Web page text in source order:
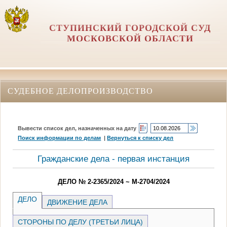
СТУПИНСКИЙ ГОРОДСКОЙ СУД
МОСКОВСКОЙ ОБЛАСТИ
СУДЕБНОЕ ДЕЛОПРОИЗВОДСТВО
Вывести список дел, назначенных на дату
Поиск информации по делам |Вернуться к списку дел
Гражданские дела - первая инстанция
ДЕЛО № 2-2365/2024 ~ М-2704/2024
ДЕЛО ДВИЖЕНИЕ ДЕЛА
СТОРОНЫ ПО ДЕЛУ (ТРЕТЬИ ЛИЦА)